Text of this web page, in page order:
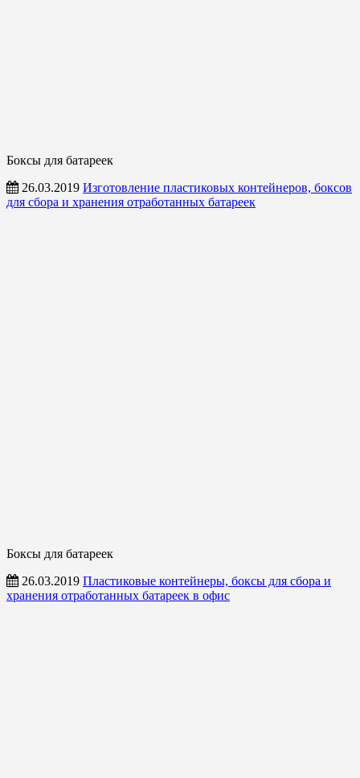
Боксы для батареек
26.03.2019 Изготовление пластиковых контейнеров, боксов
для сбора и хранения отработанных батареек
Боксы для батареек
26.03.2019 Пластиковые контейнеры, боксы для сбора и
хранения отработанных батареек в офис